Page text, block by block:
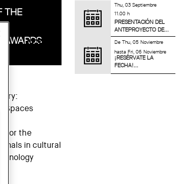
Thu, 03 Septiembre
11.00 h
PRESENTACIÓN DEL
ANTEPROYECTO DE...
DeThu, 05 Noviembre
hastaFri, 06 Noviembre
¡RESÉRVATE LA
FECHA!...
THE
AWARDS
Spaces
for the
in cultural